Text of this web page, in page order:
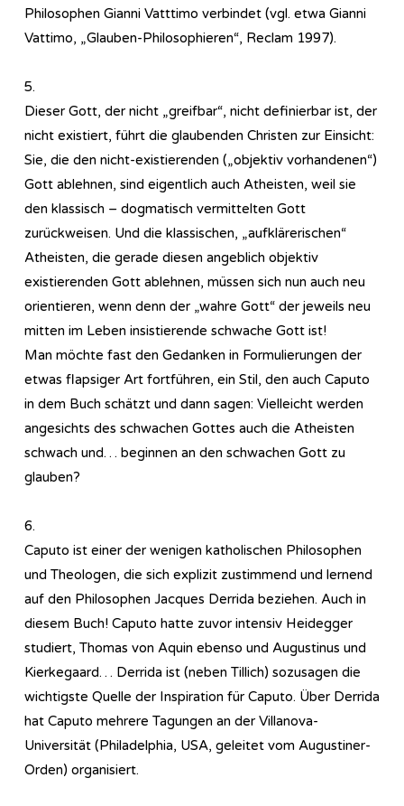
Philosophen Gianni Vatttimo verbindet (vgl. etwa Gianni
Vattimo, „Glauben-Philosophieren“, Reclam 1997).
5.
Dieser Gott, der nicht „greifbar“, nicht definierbar ist, der
nicht existiert, führt die glaubenden Christen zur Einsicht:
Sie, die den nicht-existierenden („objektiv vorhandenen“)
Gott ablehnen, sind eigentlich auch Atheisten, weil sie
den klassisch – dogmatisch vermittelten Gott
zurückweisen. Und die klassischen, „aufklärerischen“
Atheisten, die gerade diesen angeblich objektiv
existierenden Gott ablehnen, müssen sich nun auch neu
orientieren, wenn denn der „wahre Gott“ der jeweils neu
mitten im Leben insistierende schwache Gott ist!
Man möchte fast den Gedanken in Formulierungen der
etwas flapsiger Art fortführen, ein Stil, den auch Caputo
in dem Buch schätzt und dann sagen: Vielleicht werden
angesichts des schwachen Gottes auch die Atheisten
schwach und… beginnen an den schwachen Gott zu
glauben?
6.
Caputo ist einer der wenigen katholischen Philosophen
und Theologen, die sich explizit zustimmend und lernend
auf den Philosophen Jacques Derrida beziehen. Auch in
diesem Buch! Caputo hatte zuvor intensiv Heidegger
studiert, Thomas von Aquin ebenso und Augustinus und
Kierkegaard… Derrida ist (neben Tillich) sozusagen die
wichtigste Quelle der Inspiration für Caputo. Über Derrida
hat Caputo mehrere Tagungen an der Villanova-
Universität (Philadelphia, USA, geleitet vom Augustiner-
Orden) organisiert.